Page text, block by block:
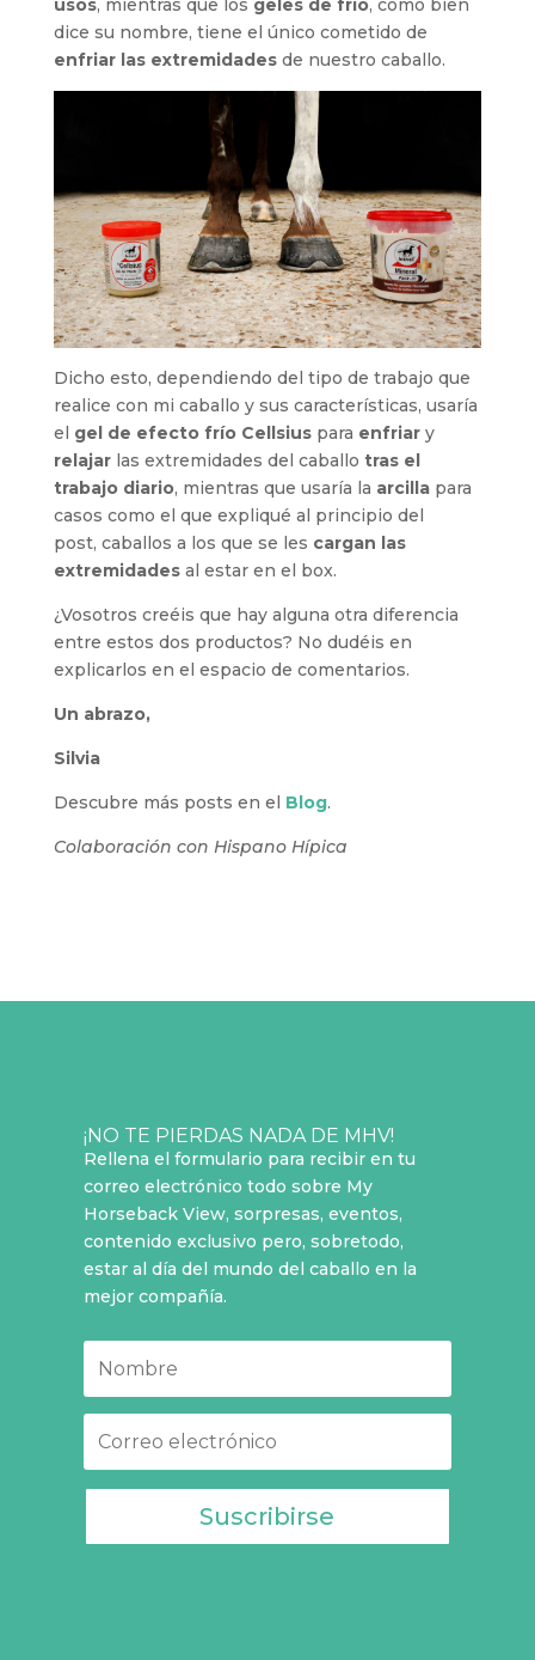
usos, mientras que los geles de frío, como bien
dice su nombre, tiene el único cometido de
enfriar las extremidadesde nuestro caballo.
Dicho esto, dependiendo del tipo de trabajo que
realice con mi caballo y sus características, usaría
el gel de efecto frío Cellsiuspara enfriary
relajarlas extremidades del caballo tras el
trabajo diario, mientras que usaría la arcillapara
casos como el que expliqué al principio del
post, caballos a los que se les cargan las
extremidadesal estar en el box.
¿Vosotros creéis que hay alguna otra diferencia
entre estos dos productos? No dudéis en
explicarlos en el espacio de comentarios.
Un abrazo,
Silvia
Descubre más posts en el Blog.
Colaboración con Hispano Hípica
¡NO TE PIERDAS NADA DE MHV!
Rellena el formulario para recibir en tu
correo electrónico todo sobre My
Horseback View, sorpresas, eventos,
contenido exclusivo pero, sobretodo,
estar al día del mundo del caballo en la
mejor compañía.
Suscribirse